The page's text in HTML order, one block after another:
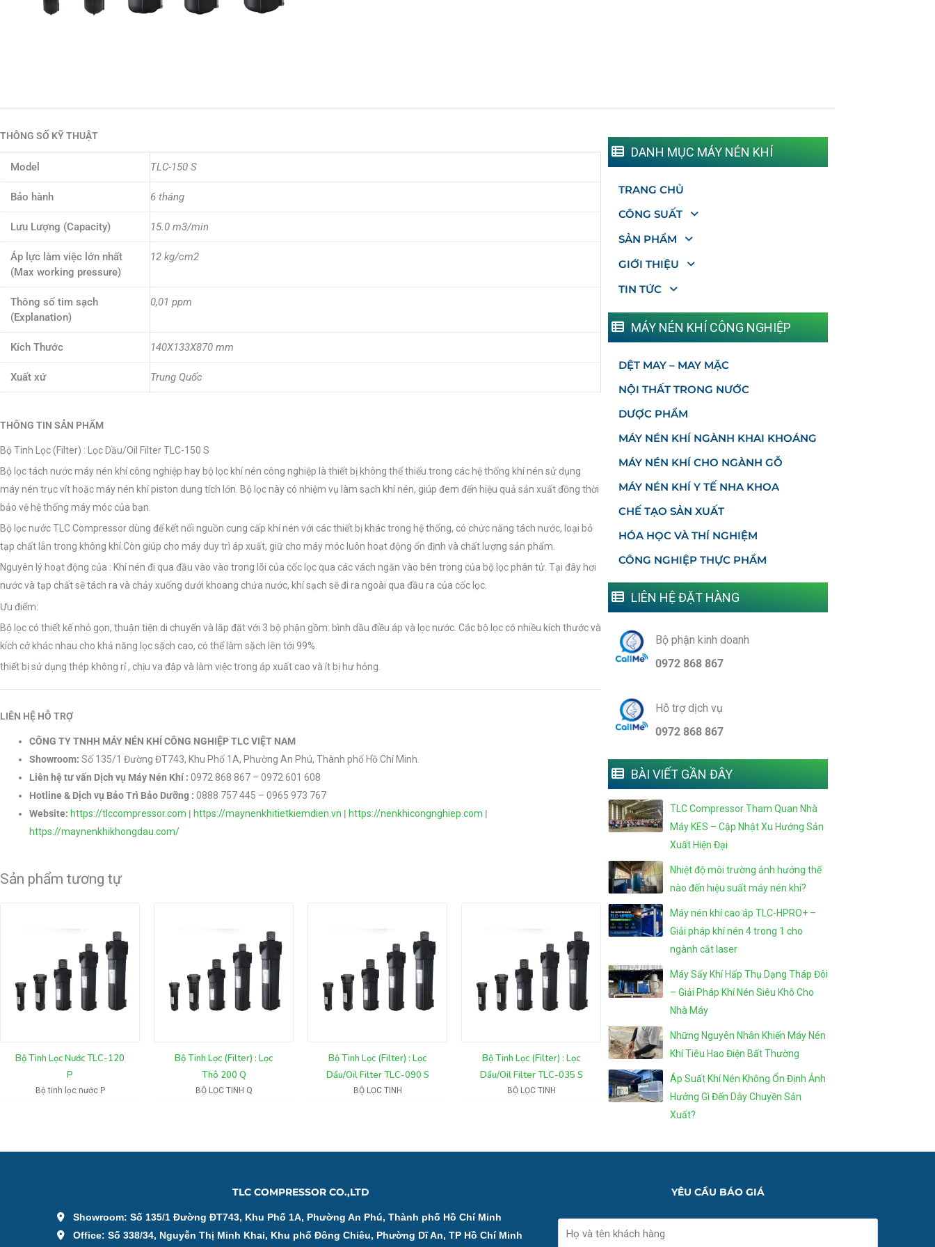
THÔNG SỐ KỸ THUẬT
Model TLC-150 S
Bảo hành 6 tháng
Lưu Lượng (Capacity) 15.0 m3/min
Áp lực làm việc lớn nhất
(Max working pressure)
12 kg/cm2
Thông số tim sạch
(Explanation)
0,01 ppm
Kích Thước 140X133X870 mm
Xuất xứ Trung Quốc
THÔNG TIN SẢN PHẨM
Bộ Tinh Lọc (Filter) : Lọc Dầu/Oil Filter TLC-150 S
Bộ lọc tách nước máy nén khí công nghiệp hay bộ lọc khí nén công nghiệp là thiết bị không thể thiếu trong các hệ thống khí nén sử dụng
máy nén trục vít hoặc máy nén khí piston dung tích lớn. Bộ lọc này có nhiệm vụ làm sạch khí nén, giúp đem đến hiệu quả sản xuất đồng thời
bảo vệ hệ thống máy móc của bạn.
Bộ lọc nước TLC Compressor dùng để kết nối nguồn cung cấp khí nén với các thiết bị khác trong hệ thống, có chức năng tách nước, loại bỏ
tạp chất lẫn trong không khí.Còn giúp cho máy duy trì áp xuất, giữ cho máy móc luôn hoạt động ổn định và chất lượng sản phẩm.
Nguyên lý hoạt động của : Khí nén đi qua đầu vào vào trong lõi của cốc lọc qua các vách ngăn vào bên trong của bộ lọc phân tử. Tại đây hơi
nước và tạp chất sẽ tách ra và chảy xuống dưới khoang chứa nước, khí sạch sẽ đi ra ngoài qua đầu ra của cốc lọc.
Ưu điểm:
Bộ lọc có thiết kế nhỏ gọn, thuận tiện di chuyển và lắp đặt với 3 bộ phận gồm: bình dầu điều áp và lọc nước. Các bộ lọc có nhiều kích thước và
kích cở khác nhau cho khả năng lọc sặch cao, có thể làm sặch lên tới 99%.
thiết bị sử dụng thép không rỉ , chịu va đập và làm việc trong áp xuất cao và ít bị hư hỏng.
LIÊN HỆ HỖ TRỢ
CÔNG TY TNHH MÁY NÉN KHÍ CÔNG NGHIỆP TLC VIỆT NAM
Showroom: Số 135/1 Đường ĐT743, Khu Phố 1A, Phường An Phú, Thành phố Hồ Chí Minh.
Liên hệ tư vấn Dịch vụ Máy Nén Khí : 0972 868 867 – 0972 601 608
Hotline & Dịch vụ Bảo Trì Bảo Dưỡng : 0888 757 445 – 0965 973 767
Website: https://tlccompressor.com | https://maynenkhitietkiemdien.vn | https://nenkhicongnghiep.com |
https://maynenkhikhongdau.com/
Sản phẩm tương tự
Bộ Tinh Lọc Nước TLC-120
P
Bộ tinh lọc nước P
Bộ Tinh Lọc (Filter) : Lọc
Thô 200 Q
BỘ LỌC TINH Q
Bộ Tinh Lọc (Filter) : Lọc
Dầu/Oil Filter TLC-090 S
BỘ LỌC TINH
Bộ Tinh Lọc (Filter) : Lọc
Dầu/Oil Filter TLC-035 S
BỘ LỌC TINH
DANH MỤC MÁY NÉN KHÍ
TRANG CHỦ
CÔNG SUẤT
SẢN PHẨM
GIỚI THIỆU
TIN TỨC
MÁY NÉN KHÍ CÔNG NGHIỆP
DỆT MAY – MAY MẶC
NỘI THẤT TRONG NƯỚC
DƯỢC PHẨM
MÁY NÉN KHÍ NGÀNH KHAI KHOÁNG
MÁY NÉN KHÍ CHO NGÀNH GỖ
MÁY NÉN KHÍ Y TẾ NHA KHOA
CHẾ TẠO SẢN XUẤT
HÓA HỌC VÀ THÍ NGHIỆM
CÔNG NGHIỆP THỰC PHẨM
LIÊN HỆ ĐẶT HÀNG
Bộ phận kinh doanh
0972 868 867
Hỗ trợ dịch vụ
0972 868 867
BÀI VIẾT GẦN ĐÂY
TLC Compressor Tham Quan Nhà
Máy KES – Cập Nhật Xu Hướng Sản
Xuất Hiện Đại
Nhiệt độ môi trường ảnh hưởng thế
nào đến hiệu suất máy nén khí?
Máy nén khí cao áp TLC-HPRO+ –
Giải pháp khí nén 4 trong 1 cho
ngành cắt laser
Máy Sấy Khí Hấp Thụ Dạng Tháp Đôi
– Giải Pháp Khí Nén Siêu Khô Cho
Nhà Máy
Những Nguyên Nhân Khiến Máy Nén
Khí Tiêu Hao Điện Bất Thường
Áp Suất Khí Nén Không Ổn Định Ảnh
Hưởng Gì Đến Dây Chuyền Sản
Xuất?
TLC COMPRESSOR CO.,LTD
Showroom: Số 135/1 Đường ĐT743, Khu Phố 1A, Phường An Phú, Thành phố Hồ Chí Minh
Office: Số 338/34, Nguyễn Thị Minh Khai, Khu phố Đông Chiêu, Phường Dĩ An, TP Hồ Chí Minh
YÊU CẦU BÁO GIÁ